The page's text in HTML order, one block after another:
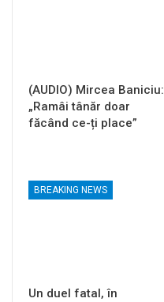
(AUDIO) Mircea Baniciu:
„Ramâi tânăr doar
făcând ce-ți place”
BREAKING NEWS
Un duel fatal, în